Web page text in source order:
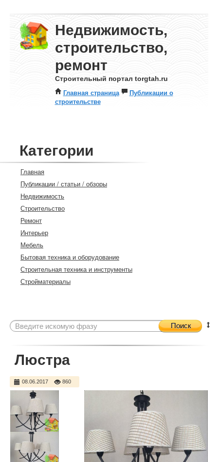
Недвижимость,
строительство,
ремонт
Строительный портал torgtah.ru
Главная страница
Публикации о
строительстве
Категории
Главная
Публикации / статьи / обзоры
Недвижимость
Строительство
Ремонт
Интерьер
Мебель
Бытовая техника и оборудование
Строительная техника и инструменты
Стройматериалы
Поиск
Люстра
08.06.2017 860